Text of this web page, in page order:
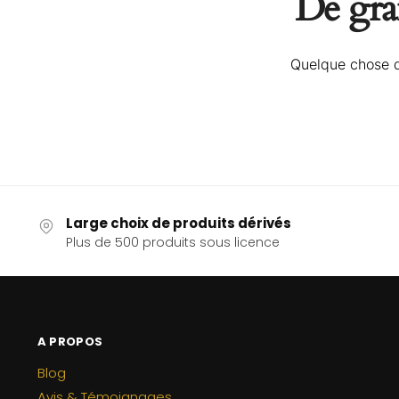
Quelque chose
Large choix de produits dérivés
Plus de 500 produits sous licence
A PROPOS
Blog